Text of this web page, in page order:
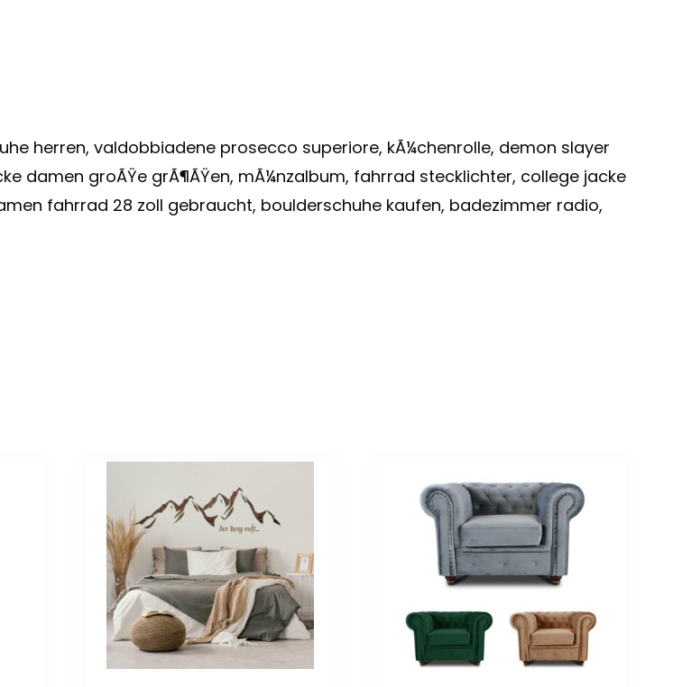
herren, valdobbiadene prosecco superiore, kÃ¼chenrolle, demon slayer
damen groÃŸe grÃ¶ÃŸen, mÃ¼nzalbum, fahrrad stecklichter, college jacke
fahrrad 28 zoll gebraucht, boulderschuhe kaufen, badezimmer radio,